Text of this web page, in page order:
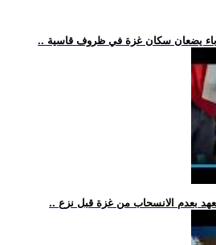
يضعان سكان غزة في ظروف قاسية
بعدم الانسحاب من غزة قبل نزع